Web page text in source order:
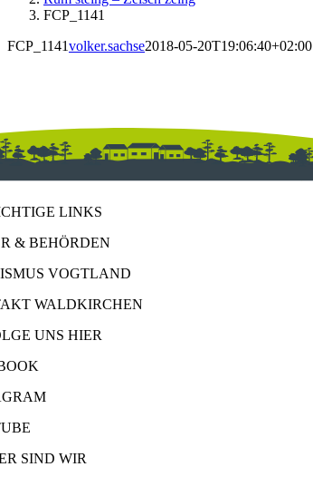
FCP_1141
FCP_1141volker.sachse2018-05-20T19:06:40+02:00
LINKS
& BEHÖRDEN
VOGTLAND
WALDKIRCHEN
UNS HIER
SIND WIR